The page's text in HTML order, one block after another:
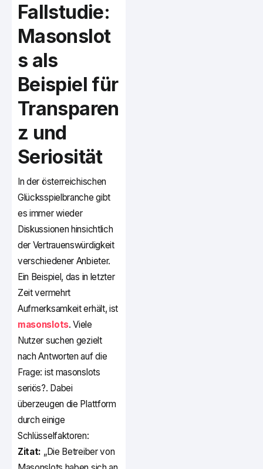
Fallstudie:
Masonslot
s als
Beispiel für
Transparen
z und
Seriosität
In der österreichischen
Glücksspielbranche gibt
es immer wieder
Diskussionen hinsichtlich
der Vertrauenswürdigkeit
verschiedener Anbieter.
Ein Beispiel, das in letzter
Zeit vermehrt
Aufmerksamkeit erhält, ist
masonslots. Viele
Nutzer suchen gezielt
nach Antworten auf die
Frage: ist masonslots
seriös?. Dabei
überzeugen die Plattform
durch einige
Schlüsselfaktoren:
Zitat: „Die Betreiber von